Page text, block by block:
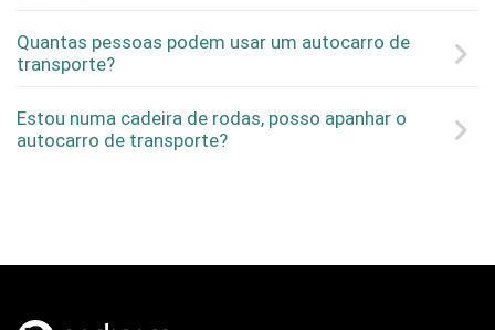
Quantas pessoas podem usar um autocarro de
transporte?
Estou numa cadeira de rodas, posso apanhar o
autocarro de transporte?